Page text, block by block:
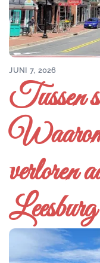
JUNI 7, 2026
Tussen
verloren
Leesburg